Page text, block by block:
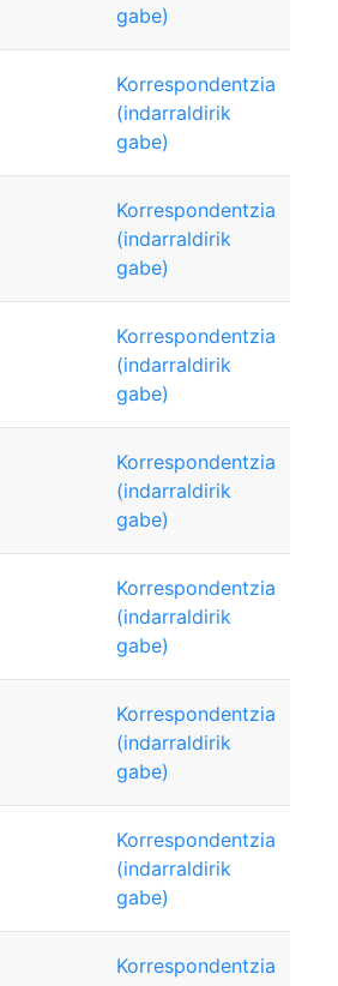
gabe)
Korrespondentzia
(indarraldirik
gabe)
Korrespondentzia
(indarraldirik
gabe)
Korrespondentzia
(indarraldirik
gabe)
Korrespondentzia
(indarraldirik
gabe)
Korrespondentzia
(indarraldirik
gabe)
Korrespondentzia
(indarraldirik
gabe)
Korrespondentzia
(indarraldirik
gabe)
Korrespondentzia